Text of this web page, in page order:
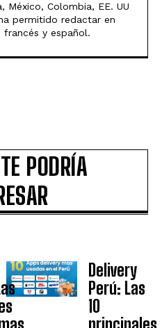
México, Colombia, EE. UU
permitido redactar en
y español.
PODRÍA
Delivery
Perú: Las
10